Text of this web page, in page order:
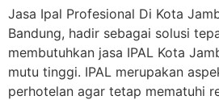
Jasa Ipal Profesional Di Kota
Bandung, hadir sebagai solusi
membutuhkan jasa IPAL Kota
mutu tinggi. IPAL merupakan
perhotelan agar tetap mematuhi